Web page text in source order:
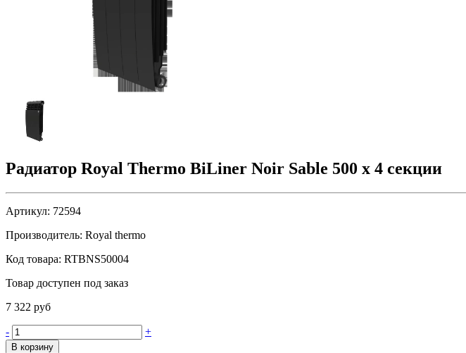
Радиатор Royal Thermo BiLiner Noir Sable 500 х 4 секции
Артикул: 72594
Производитель: Royal thermo
Код товара: RTBNS50004
Товар доступен под заказ
7 322 руб
- +
В корзину